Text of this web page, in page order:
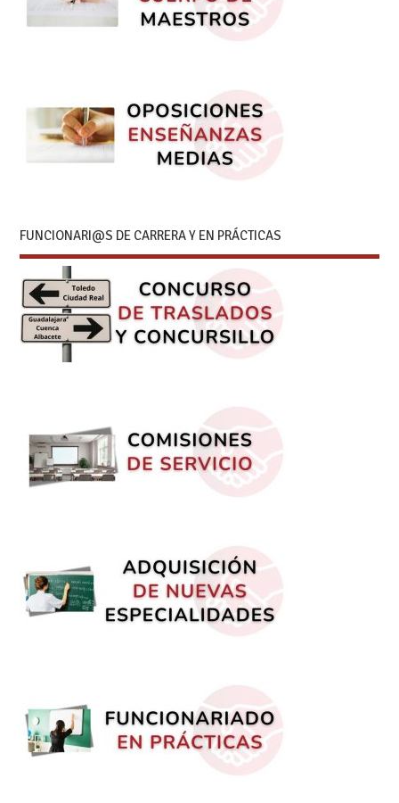
FUNCIONARI@S DE CARRERA Y EN PRÁCTICAS